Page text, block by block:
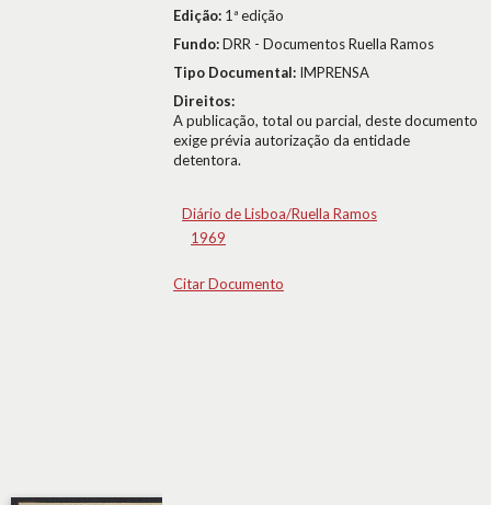
Edição: 1ª edição
Fundo:DRR - Documentos Ruella Ramos
Tipo Documental: IMPRENSA
Direitos:
A publicação, total ou parcial, deste documento
exige prévia autorização da entidade
detentora.
Diário de Lisboa/Ruella Ramos
1969
Citar Documento